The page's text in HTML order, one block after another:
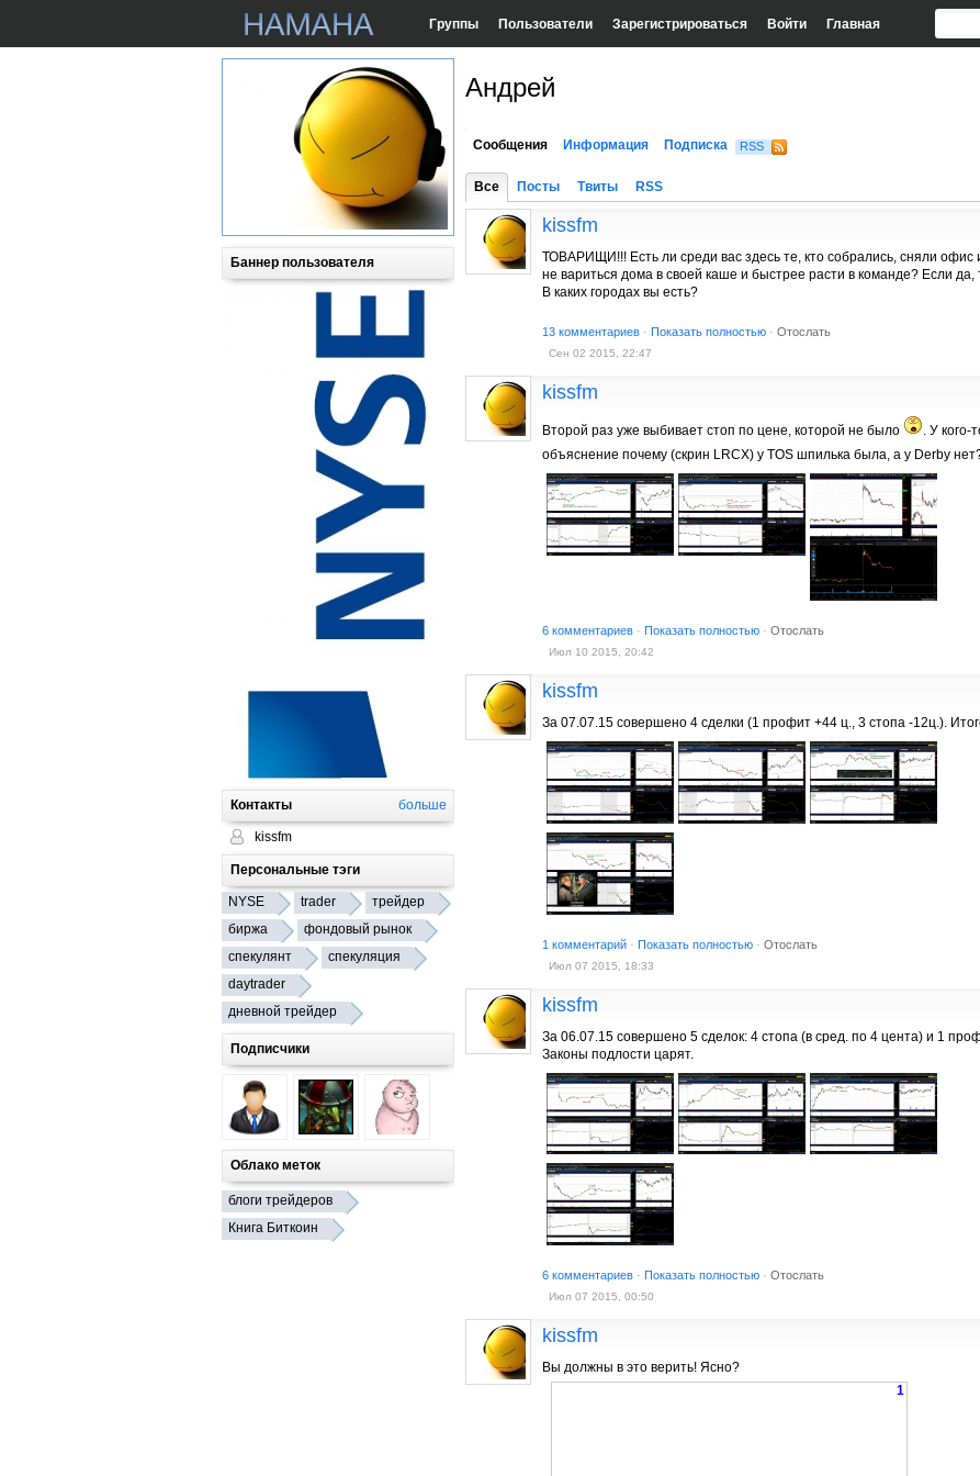
Группы Пользователи Зарегистрироваться Войти Главная
Баннер пользователя
Контакты больше
kissfm
Персональные тэги
NYSE trader
трейдер
биржа
фондовый рынок
спекулянт
спекуляция
daytrader
дневной трейдер
Подписчики
Облако меток
блоги трейдеров
Книга Биткоин
Андрей
Сообщения Информация Подписка RSS
Все Посты Твиты RSS
kissfm
ТОВАРИЩИ!!! Есть ли среди вас здесь те, кто собрались, сняли офис
не вариться дома в своей каше и быстрее расти в команде? Если
В каких городах вы есть?
13 комментариев · Показать полностью · Отослать
Сен 02 2015, 22:47
kissfm
Второй раз уже выбивает стоп по цене, которой не было
. У кого-
объяснение почему (скрин LRCX) у TOS шпилька была, а у Derby
6 комментариев · Показать полностью · Отослать
Июл 10 2015, 20:42
kissfm
За 07.07.15 совершено 4 сделки (1 профит +44 ц., 3 стопа -12ц.).
1 комментарий · Показать полностью · Отослать
Июл 07 2015, 18:33
kissfm
За 06.07.15 совершено 5 сделок: 4 стопа (в сред. по 4 цента) и 1
Законы подлости царят.
6 комментариев · Показать полностью · Отослать
Июл 07 2015, 00:50
kissfm
Вы должны в это верить! Ясно?
1